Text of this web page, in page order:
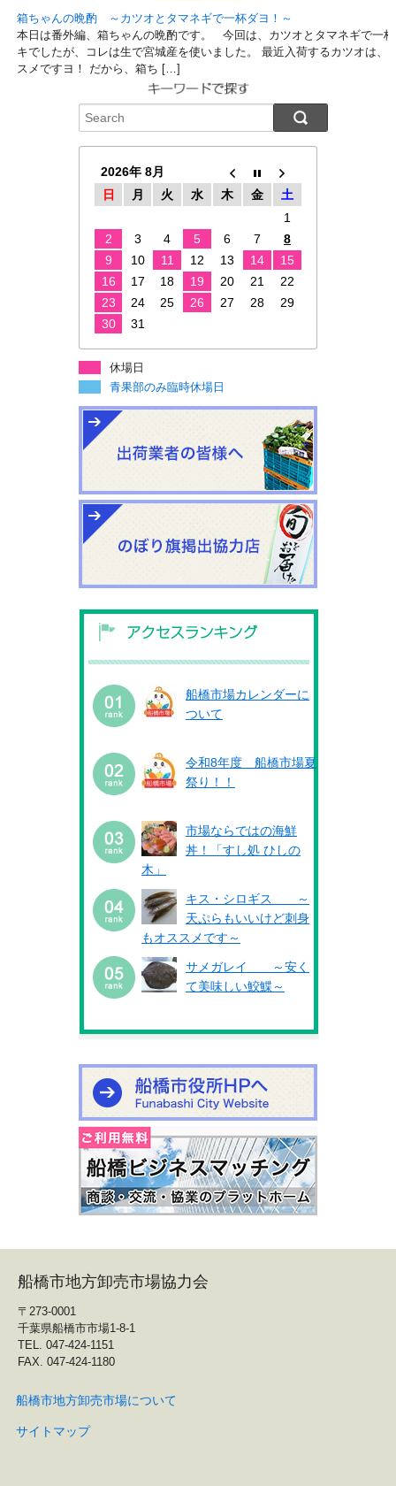
箱ちゃんの晩酌 ～カツオとタマネギで一杯ダヨ！～
本日は番外編、箱ちゃんの晩酌です。 今回は、カツオとタマネギで一
キでしたが、コレは生で宮城産を使いました。 最近入荷するカツオは、
スメですヨ！ だから、箱ち […]
2026年 8月
日
月 火 水 木 金
土
1
2
3 4 5 6 7
8
9
10 11 12 13 14
15
16
17 18 19 20 21
22
23
24 25 26 27 28
29
30
31
休場日
青果部のみ臨時休場日
船橋市場カレンダーに
ついて
令和8年度 船橋市場夏
祭り！！
市場ならではの海鮮
丼！「すし処 ひしの
木」
キス・シロギス ～
天ぷらもいいけど刺身
もオススメです～
サメガレイ ～安く
て美味しい鮫鰈～
船橋市地方卸売市場協力会
〒273-0001
千葉県船橋市市場1-8-1
TEL. 047-424-1151
FAX. 047-424-1180
船橋市地方卸売市場について
サイトマップ